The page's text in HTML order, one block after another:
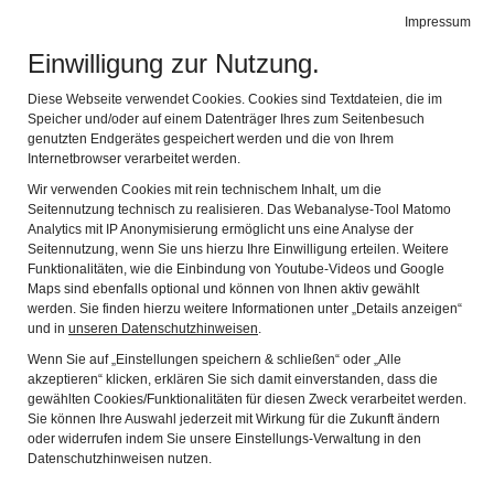
Impressum
Einwilligung zur Nutzung.
Diese Webseite verwendet Cookies. Cookies sind Textdateien, die im
Speicher und/oder auf einem Datenträger Ihres zum Seitenbesuch
genutzten Endgerätes gespeichert werden und die von Ihrem
Internetbrowser verarbeitet werden.
Wir verwenden Cookies mit rein technischem Inhalt, um die
Seitennutzung technisch zu realisieren. Das Webanalyse-Tool Matomo
Analytics mit IP Anonymisierung ermöglicht uns eine Analyse der
Seitennutzung, wenn Sie uns hierzu Ihre Einwilligung erteilen. Weitere
Funktionalitäten, wie die Einbindung von Youtube-Videos und Google
Maps sind ebenfalls optional und können von Ihnen aktiv gewählt
werden. Sie finden hierzu weitere Informationen unter „Details anzeigen“
und in unseren Datenschutzhinweisen.
Wenn Sie auf „Einstellungen speichern & schließen“ oder „Alle
akzeptieren“ klicken, erklären Sie sich damit einverstanden, dass die
gewählten Cookies/Funktionalitäten für diesen Zweck verarbeitet werden.
Sie können Ihre Auswahl jederzeit mit Wirkung für die Zukunft ändern
oder widerrufen indem Sie unsere Einstellungs-Verwaltung in den
Datenschutzhinweisen nutzen.
Gebärdensprache
Fränkisches Freilandmuseum Fladungen
Welcome to the Franconian Open-Air
Museum Fladungen